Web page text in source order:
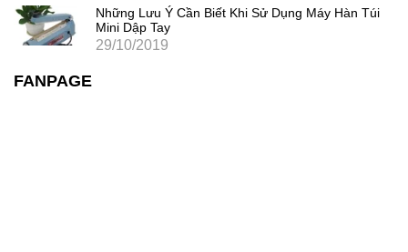
Những Lưu Ý Cần Biết Khi Sử Dụng Máy Hàn Túi
Mini Dập Tay
29/10/2019
FANPAGE